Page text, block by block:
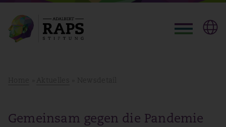
Home Aktuelles » Newsdetail
Gemeinsam gegen die Pandemie